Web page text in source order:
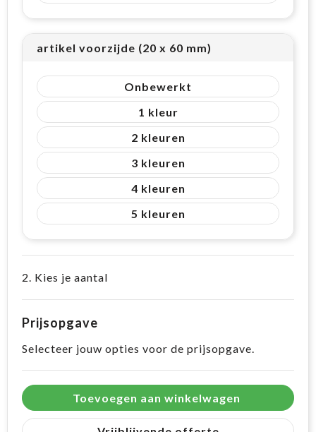
artikel voorzijde (20 x 60 mm)
Onbewerkt
1
2
3
4
5
2. Kies je aantal
Prijsopgave
Selecteer jouw opties voor de prijsopgave.
Toevoegen aan winkelwagen